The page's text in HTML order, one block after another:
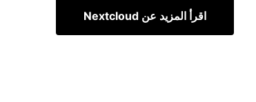
اقرأ المزيد عن Nextcloud